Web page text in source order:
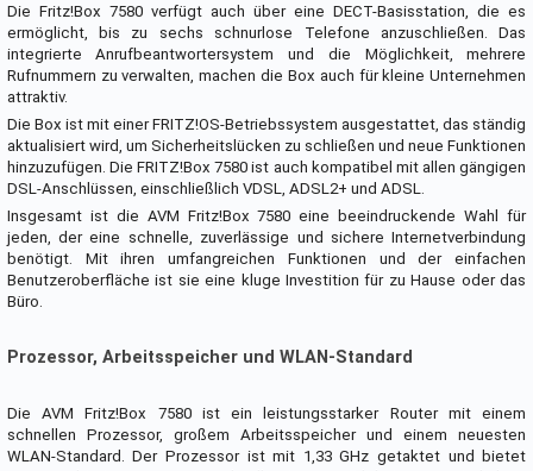
Die Fritz!Box 7580 verfügt auch über eine DECT-Basisstation, die es
ermöglicht, bis zu sechs schnurlose Telefone anzuschließen. Das
integrierte Anrufbeantwortersystem und die Möglichkeit, mehrere
Rufnummern zu verwalten, machen die Box auch für kleine Unternehmen
attraktiv.
Die Box ist mit einer FRITZ!OS-Betriebssystem ausgestattet, das ständig
aktualisiert wird, um Sicherheitslücken zu schließen und neue Funktionen
hinzuzufügen. Die FRITZ!Box 7580 ist auch kompatibel mit allen gängigen
DSL-Anschlüssen, einschließlich VDSL, ADSL2+ und ADSL.
Insgesamt ist die AVM Fritz!Box 7580 eine beeindruckende Wahl für
jeden, der eine schnelle, zuverlässige und sichere Internetverbindung
benötigt. Mit ihren umfangreichen Funktionen und der einfachen
Benutzeroberfläche ist sie eine kluge Investition für zu Hause oder das
Büro.
Prozessor, Arbeitsspeicher und WLAN-Standard
Die AVM Fritz!Box 7580 ist ein leistungsstarker Router mit einem
schnellen Prozessor, großem Arbeitsspeicher und einem neuesten
WLAN-Standard. Der Prozessor ist mit 1,33 GHz getaktet und bietet